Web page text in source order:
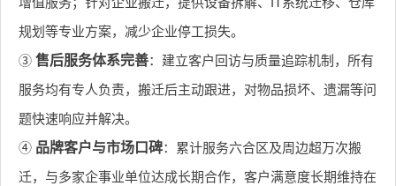
规划等专业方案，减少企业停工损失。
③ 售后服务体系完善：建立客户回访与质量追踪机制，所有
服务均有专人负责，搬迁后主动跟进，对物品损坏、遗漏等问
题快速响应并解决。
④ 品牌客户与市场口碑：累计服务六合区及周边超万次搬
迁，与多家企事业单位达成长期合作，客户满意度长期维持在